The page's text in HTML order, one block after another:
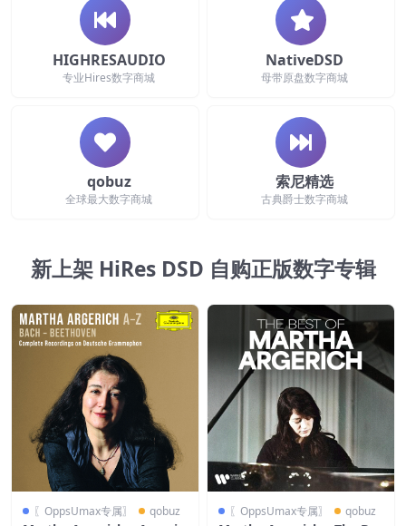
HIGHRESAUDIO
专业Hires数字商城
NativeDSD
母带原盘数字商城
qobuz
全球最大数字商城
索尼精选
古典爵士数字商城
新上架 HiRes DSD 自购正版数字专辑
〖OppsUmax专属〗 qobuz 〖OppsUmax专属〗 qobuz